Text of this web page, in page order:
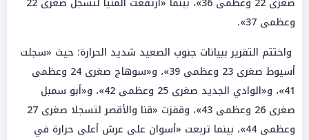
وعظمى 37».
واختتم التقرير ببيانات جنوب الصعيد شديد الحرارة؛ حيث «سجلت
أسيوط صغرى 23 وعظمى 39»، و«سوهاج صغرى 24 وعظمى
41»، و«الوادي الجديد صغرى 25 وعظمى 42»، و«أبو سمبل
صغرى 26 وعظمى 43»، وقفزت «قنا والأقصر لتسجلا صغرى 27
وعظمى 44»، بينما تربعت «أسوان على عرش أعلى حرارة في